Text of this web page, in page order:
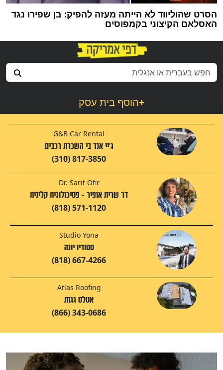
הסרט שהוליווד לא הייתה מעזה להפיק: בן שפירו נגד
האסלאם הקיצוני בקמפוסים
הוסף בית עסק+
G&B Car Rental
ג'יי אנד בי השכרת רכבים
(310) 817-3850
Dr. Sarit Ofir
דר שרית אופיר - פסיכולוגית קלינית
(818) 571-1120
Studio Yona
סטודיו יונה
(818) 667-4266
Atlas Roofing
אטלס גגות
(866) 343-0686